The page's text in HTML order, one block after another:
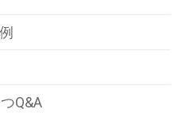
Q&A